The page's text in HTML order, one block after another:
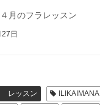
月のフラレッスン
日
レッスン ILIKAIMANA